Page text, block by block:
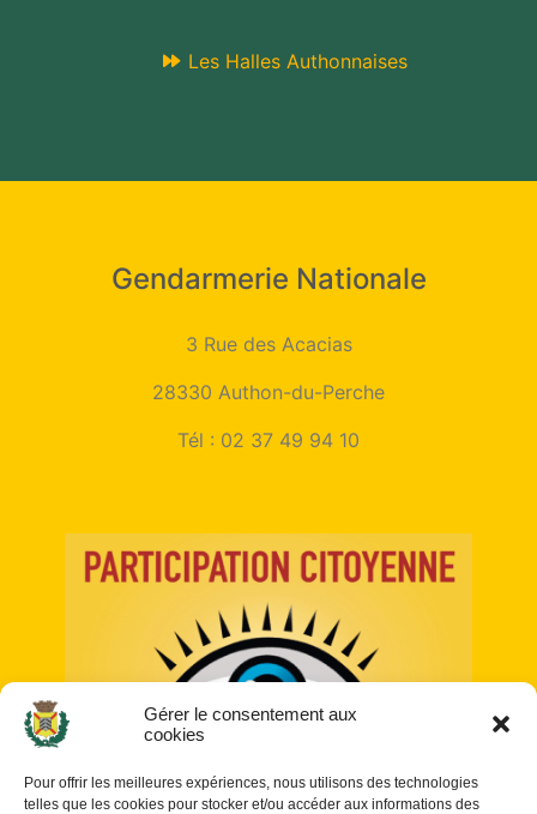
Gérer le consentement aux
cookies
Pour offrir les meilleures expériences, nous utilisons des technologies
telles que les cookies pour stocker et/ou accéder aux informations des
Les Halles Authonnaises
Gendarmerie Nationale
3 Rue des Acacias
28330 Authon-du-Perche
Tél : 02 37 49 94 10